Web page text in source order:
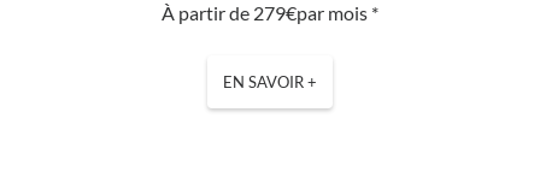
À partir de 279€par mois *
EN SAVOIR +